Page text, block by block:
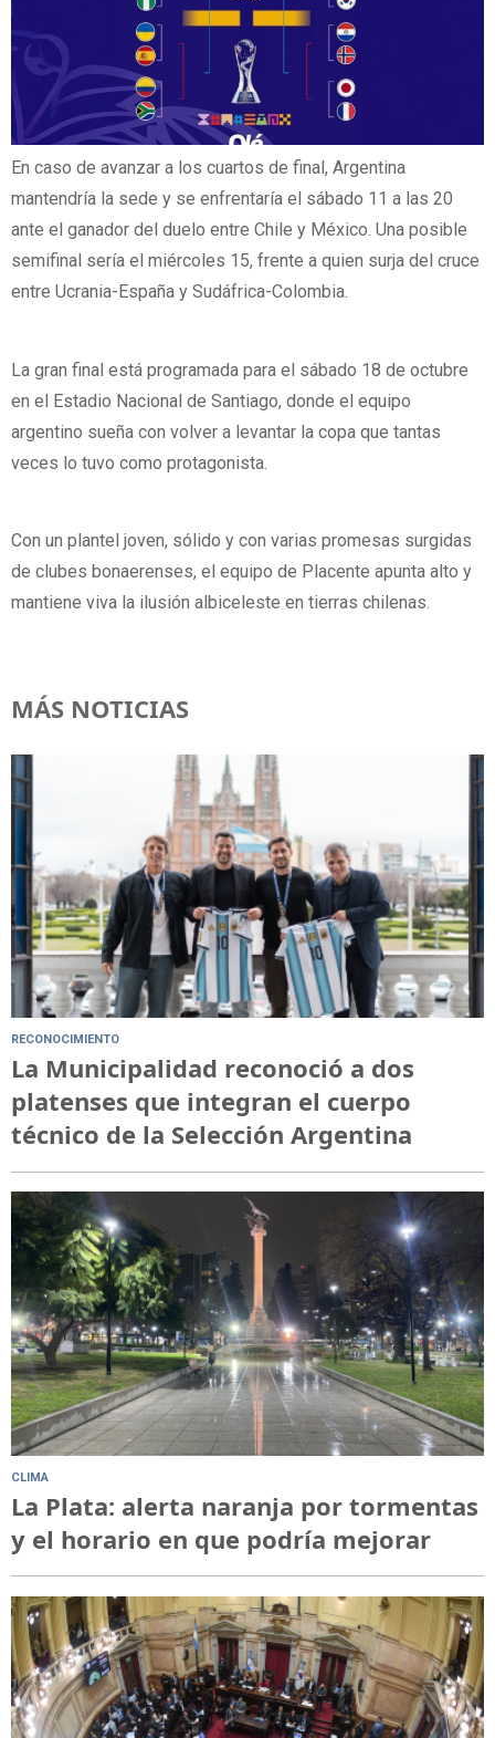
En caso de avanzar a los cuartos de final, Argentina
mantendría la sede y se enfrentaría el sábado 11 a las 20
ante el ganador del duelo entre Chile y México. Una posible
semifinal sería el miércoles 15, frente a quien surja del cruce
entre Ucrania-España y Sudáfrica-Colombia.
La gran final está programada para el sábado 18 de octubre
en el Estadio Nacional de Santiago, donde el equipo
argentino sueña con volver a levantar la copa que tantas
veces lo tuvo como protagonista.
Con un plantel joven, sólido y con varias promesas surgidas
de clubes bonaerenses, el equipo de Placente apunta alto y
mantiene viva la ilusión albiceleste en tierras chilenas.
MÁS NOTICIAS
RECONOCIMIENTO
La Municipalidad reconoció a dos
platenses que integran el cuerpo
técnico de la Selección Argentina
CLIMA
La Plata: alerta naranja por tormentas
y el horario en que podría mejorar